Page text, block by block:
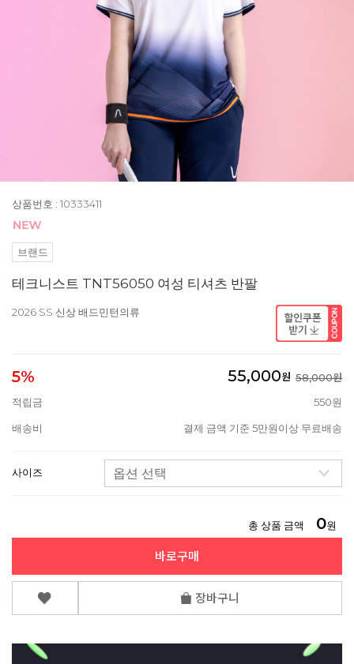
상품번호 : 10333411
브랜드
테크니스트 TNT56050 여성 티셔츠 반팔
2026 SS 신상 배드민턴의류
5% 55,000원 58,000원
적립금
550원
배송비 결제 금액 기준 5만원이상 무료배송
사이즈
총 상품 금액 0원
바로구매
장바구니